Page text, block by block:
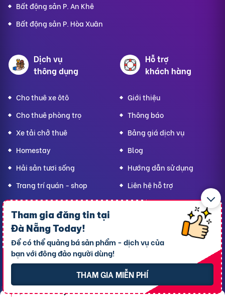
Tham gia đăng tin tại
Đà Nẵng Today!
Để có thể quảng bá sản phẩm - dịch vụ của
bạn với đông đảo người dùng!
THAM GIA MIỄN PHÍ
Bất động sản P. An Khê
Bất động sản P. Hòa Xuân
Dịch vụ
thông dụng
Cho thuê xe ôtô
Cho thuê phòng trọ
Xe tải chở thuê
Homestay
Hải sản tươi sống
Trang trí quán - shop
Quà Lưu niệm
Dành cho thú cưng
Thời trang Mẹ & Bé
Hỗ trợ
khách hàng
Giới thiệu
Thông báo
Bảng giá dịch vụ
Blog
Hướng dẫn sử dụng
Liên hệ hỗ trợ
Bạn
Đà Nẵng Today,
hãy lan tỏa yêu thương!